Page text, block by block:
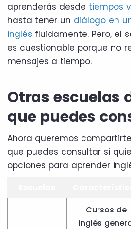
aprenderás desde tiempos
hasta tener un diálogo en
inglés fluidamente. Pero, el
es cuestionable porque no
mensajes a tiempo.
Otras escuelas
que puedes
Ahora queremos
que puedes consultar si
opciones para aprender
Cursos de
inglés